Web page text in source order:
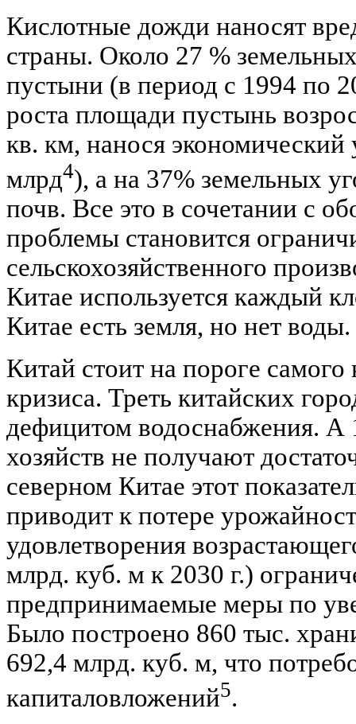
Кислотные дожди наносят
страны. Около 27 %
пустыни (в период с 1994 по
роста площади пустынь
кв. км, нанося экономический
млрд4), а на 37% земельных
почв. Все это в сочетании с
проблемы становится
сельскохозяйственного
Китае используется каждый
Китае есть земля, но нет воды.
Китай стоит на пороге
кризиса. Треть китайских
дефицитом водоснабжения. А
хозяйств не получают
северном Китае этот
приводит к потере
удовлетворения
млрд. куб. м к 2030 г.)
предпринимаемые меры по
Было построено 860 тыс.
692,4 млрд. куб. м, что
капиталовложений5.